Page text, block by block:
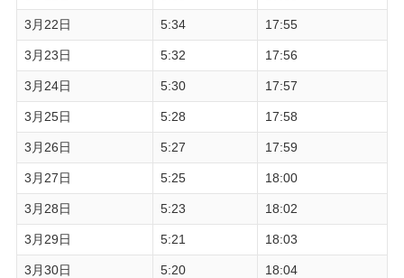
3月22日 5:34 17:55
3月23日 5:32 17:56
3月24日 5:30 17:57
3月25日 5:28 17:58
3月26日 5:27 17:59
3月27日 5:25 18:00
3月28日 5:23 18:02
3月29日 5:21 18:03
3月30日 5:20 18:04